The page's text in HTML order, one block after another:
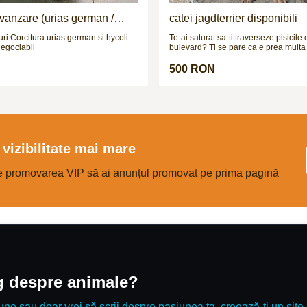
(urias german /
catei jagdterrier disponibili
Te-ai saturat sa-ti traverseze pisicile
bulevard? Ti se pare ca e prea multa
viata ta? N-ai bani sa-ti pui un sistem
Cauti nerv, instinct si determinare? E timpul
Baterie nucleara pe 4 picioare.
500 RON
mai mare
promovarea VIP să ai anunțul promovat pe prima pagină
animale?